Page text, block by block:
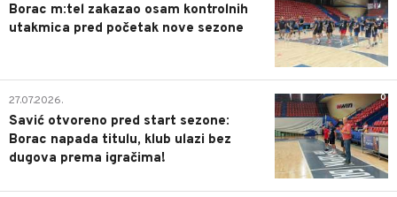
Borac m:tel zakazao osam kontrolnih
utakmica pred početak nove sezone
0
27.07.2026.
Savić otvoreno pred start sezone:
Borac napada titulu, klub ulazi bez
dugova prema igračima!